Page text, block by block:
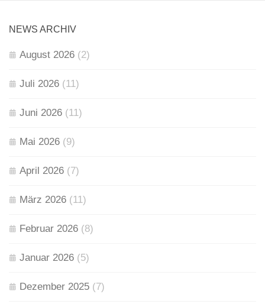
NEWS ARCHIV
August 2026 (2)
Juli 2026 (11)
Juni 2026 (11)
Mai 2026 (9)
April 2026 (7)
März 2026 (11)
Februar 2026 (8)
Januar 2026 (5)
Dezember 2025 (7)